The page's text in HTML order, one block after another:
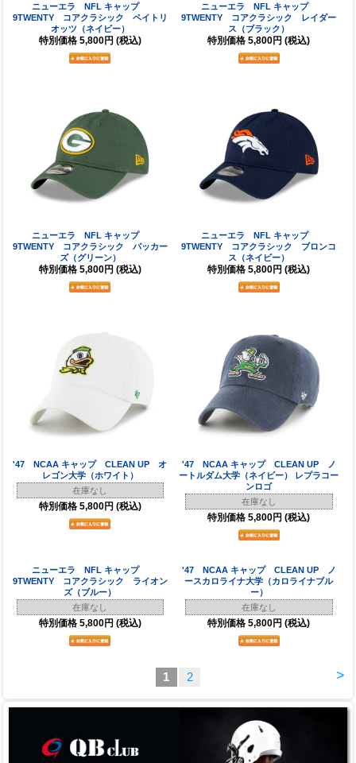
ニューエラ NFL キャップ
9TWENTY コアクラシック ペイトリ
オッツ（ネイビー）
特別価格 5,800円 (税込)
ニューエラ NFL キャップ
9TWENTY コアクラシック レイダー
ス（ブラック）
特別価格 5,800円 (税込)
ニューエラ NFL キャップ
9TWENTY コアクラシック パッカー
ズ（グリーン）
特別価格 5,800円 (税込)
ニューエラ NFL キャップ
9TWENTY コアクラシック ブロンコ
ス（ネイビー）
特別価格 5,800円 (税込)
'47 NCAA キャップ CLEAN UP オ
レゴン大学（ホワイト）
在庫なし
特別価格 5,800円 (税込)
'47 NCAA キャップ CLEAN UP ノ
ートルダム大学（ネイビー） レプラコー
ンロゴ
在庫なし
特別価格 5,800円 (税込)
在庫なし
ースカロライナ大学（カロライナブル
ー）
在庫なし